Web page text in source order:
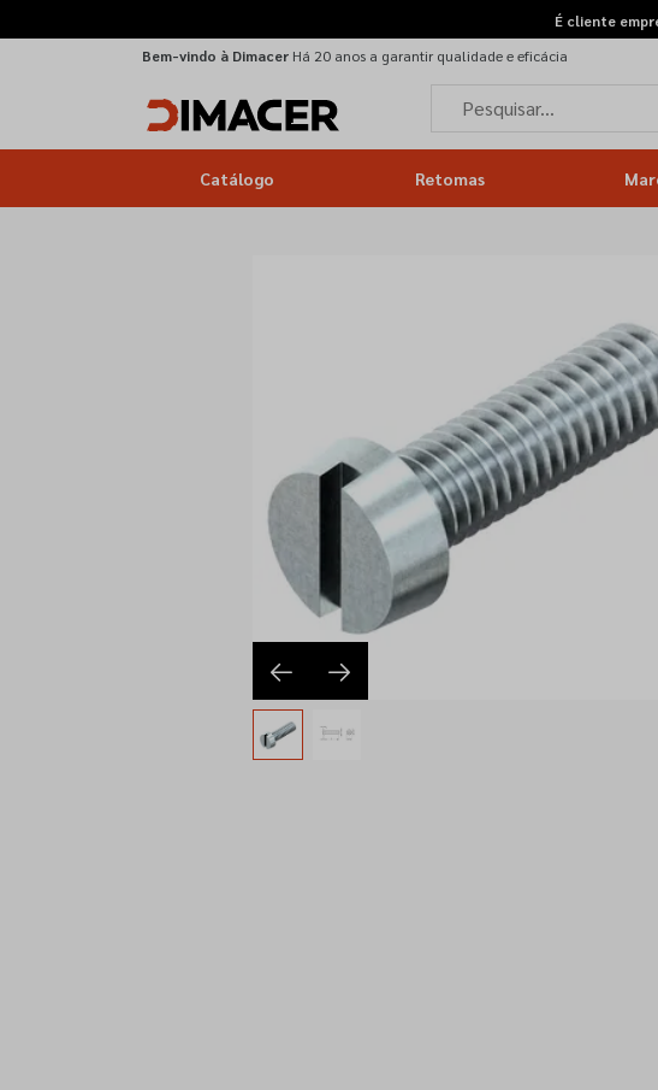
É cliente
Bem-vindo à Dimacer Há 20 anos a garantir qualidade e eficácia
Catálogo Retomas